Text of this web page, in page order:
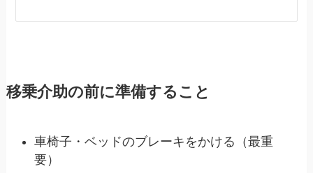
移乗介助の前に準備すること
車椅子・ベッドのブレーキをかける（最重
要）